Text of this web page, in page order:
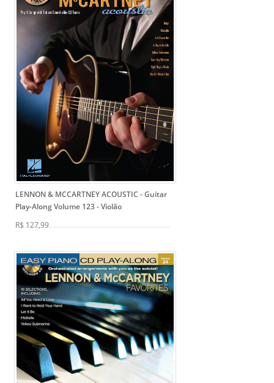
LENNON & MCCARTNEY ACOUSTIC - Guitar
Play-Along Volume 123- Violão
R$ 127,99